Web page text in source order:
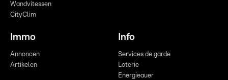
Wandvitessen
CityClim
Immo
Annoncen
Artikelen
Info
Services de garde
Loterie
Energieauer